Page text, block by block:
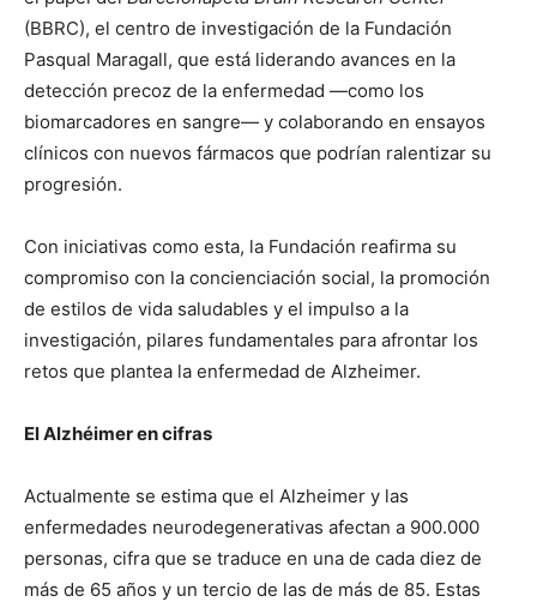
(BBRC), el centro de investigación de la Fundación
Pasqual Maragall, que está liderando avances en la
detección precoz de la enfermedad —como los
biomarcadores en sangre— y colaborando en ensayos
clínicos con nuevos fármacos que podrían ralentizar su
progresión.
Con iniciativas como esta, la Fundación reafirma su
compromiso con la concienciación social, la promoción
de estilos de vida saludables y el impulso a la
investigación, pilares fundamentales para afrontar los
retos que plantea la enfermedad de Alzheimer.
El Alzhéimer en cifras
Actualmente se estima que el Alzheimer y las
enfermedades neurodegenerativas afectan a 900.000
personas, cifra que se traduce en una de cada diez de
más de 65 años y un tercio de las de más de 85. Estas